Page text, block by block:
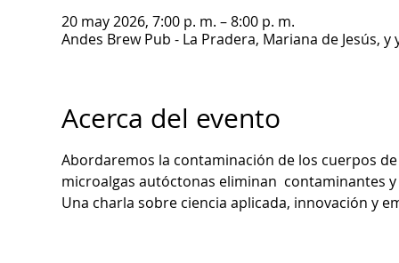
20 may 2026, 7:00 p. m. – 8:00 p. m.
Andes Brew Pub - La Pradera, Mariana de Jesús,
Acerca del evento
Abordaremos la contaminación de los cuerpos
microalgas autóctonas eliminan  contaminantes
Una charla sobre ciencia aplicada, innovación y